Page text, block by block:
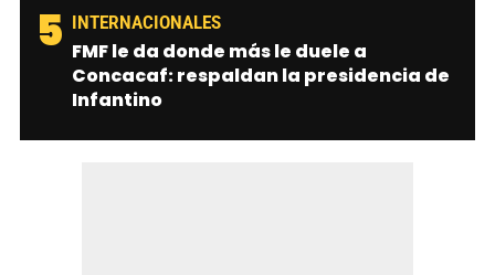
5 INTERNACIONALES
FMF le da donde más le duele a
Concacaf: respaldan la presidencia de
Infantino